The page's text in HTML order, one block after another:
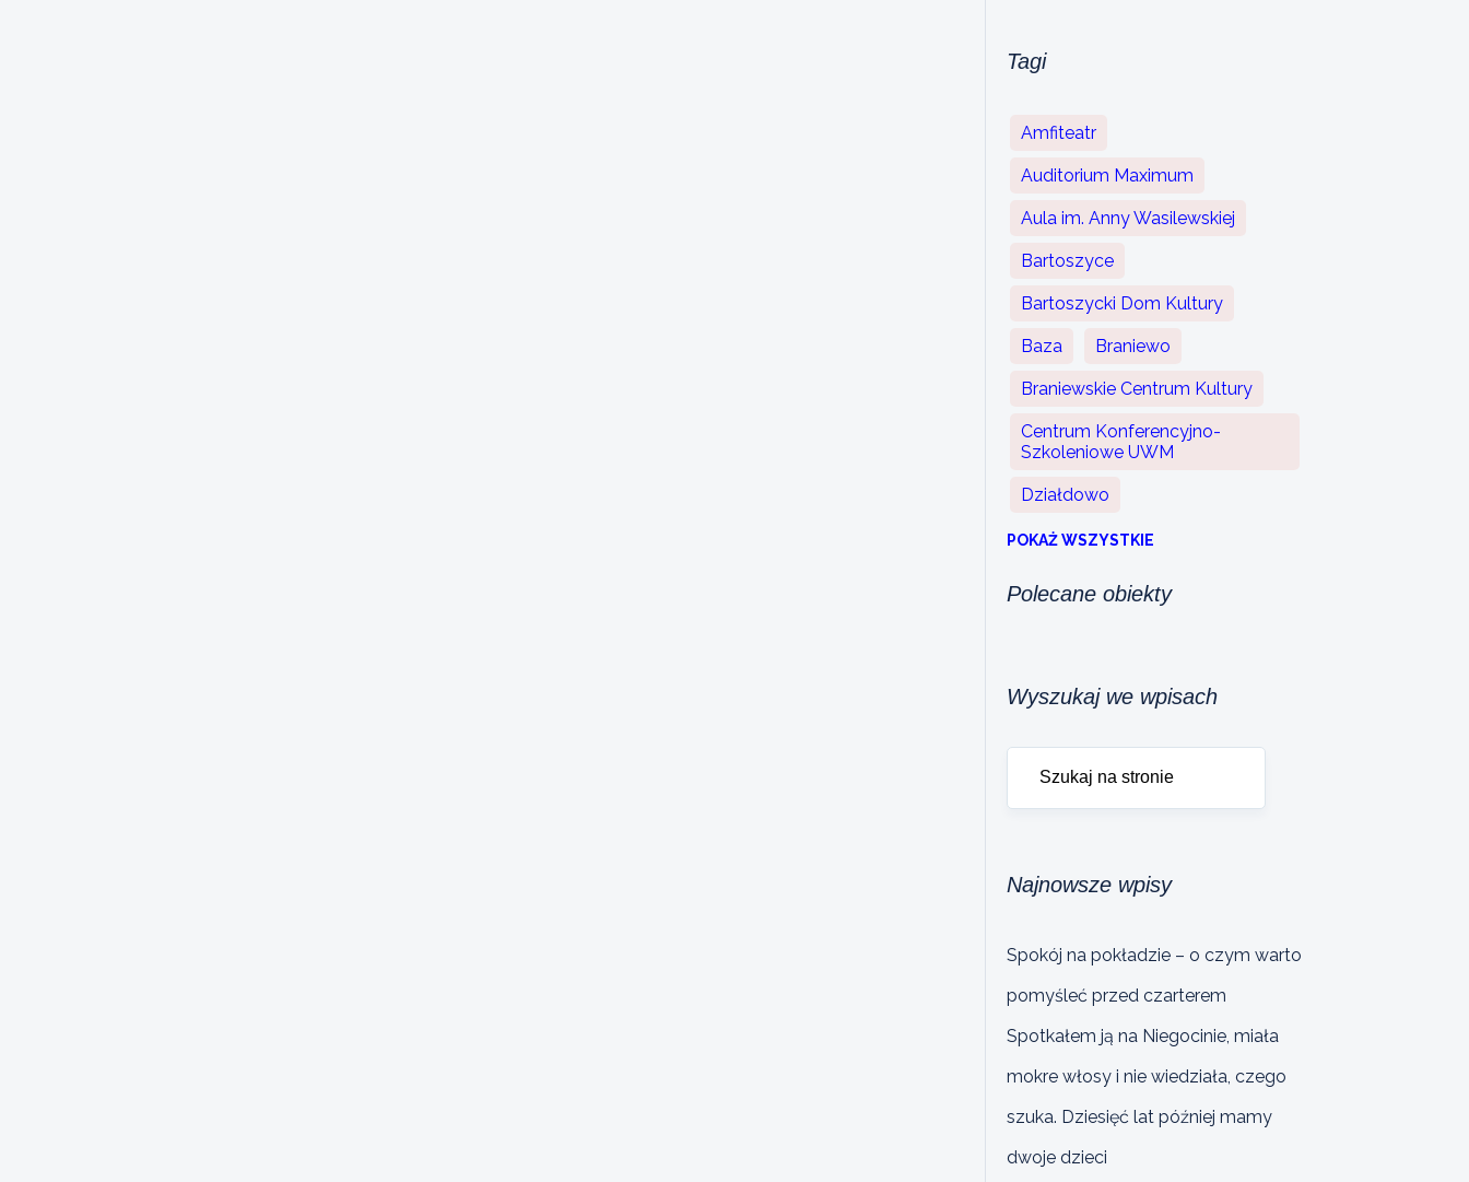
Tagi
Amfiteatr
Auditorium Maximum
Aula im. Anny Wasilewskiej
Bartoszyce
Bartoszycki Dom Kultury
Baza Braniewo
Braniewskie Centrum Kultury
Centrum Konferencyjno-
Szkoleniowe UWM
Działdowo
POKAŻ WSZYSTKIE
Polecane obiekty
Wyszukaj we wpisach
Najnowsze wpisy
Spokój na pokładzie – o czym warto
pomyśleć przed czarterem
Spotkałem ją na Niegocinie, miała
mokre włosy i nie wiedziała, czego
szuka. Dziesięć lat później mamy
dwoje dzieci